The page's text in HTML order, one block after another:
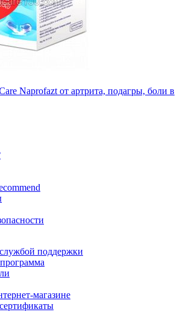
Naprofazt от артрита, подагры, боли в
службой поддержки
магазине